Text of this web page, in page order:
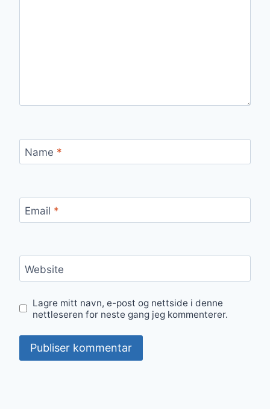
Name *
Email *
Website
Lagre mitt navn, e-post og nettside i denne
nettleseren for neste gang jeg kommenterer.